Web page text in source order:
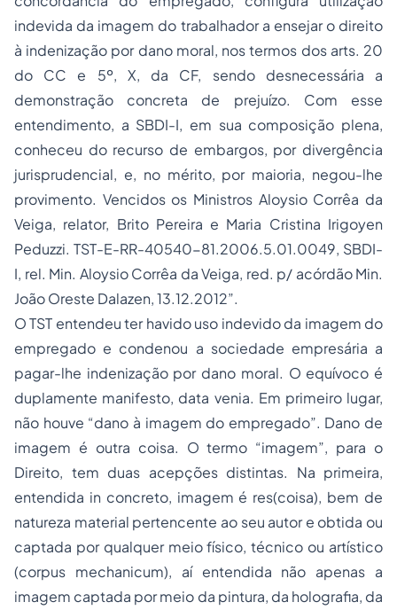
indevida da imagem do trabalhador a ensejar o direito
à indenização por dano moral, nos termos dos arts. 20
do CC e 5º, X, da CF, sendo desnecessária a
demonstração concreta de prejuízo. Com esse
entendimento, a SBDI-I, em sua composição plena,
conheceu do recurso de embargos, por divergência
jurisprudencial, e, no mérito, por maioria, negou-lhe
provimento. Vencidos os Ministros Aloysio Corrêa da
Veiga, relator, Brito Pereira e Maria Cristina Irigoyen
Peduzzi. TST-E-RR-40540-81.2006.5.01.0049, SBDI-
I, rel. Min. Aloysio Corrêa da Veiga, red. p/ acórdão Min.
João Oreste Dalazen, 13.12.2012”.
O TST entendeu ter havido uso indevido da imagem do
empregado e condenou a sociedade empresária a
pagar-lhe indenização por dano moral. O equívoco é
duplamente manifesto, data venia. Em primeiro lugar,
não houve “dano à imagem do empregado”. Dano de
imagem é outra coisa. O termo “imagem”, para o
Direito, tem duas acepções distintas. Na primeira,
entendida in concreto, imagem é res(coisa), bem de
natureza material pertencente ao seu autor e obtida ou
captada por qualquer meio físico, técnico ou artístico
(corpus mechanicum), aí entendida não apenas a
imagem captada por meio da pintura, da holografia, da